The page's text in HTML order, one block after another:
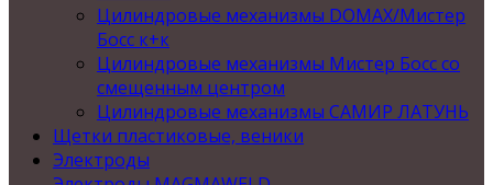
Цилиндровые механизмы DOMAX/Мистер
Босс к+к
Цилиндровые механизмы Мистер Босс со
смещенным центром
Цилиндровые механизмы САМИР ЛАТУНЬ
Щетки пластиковые, веники
Электроды